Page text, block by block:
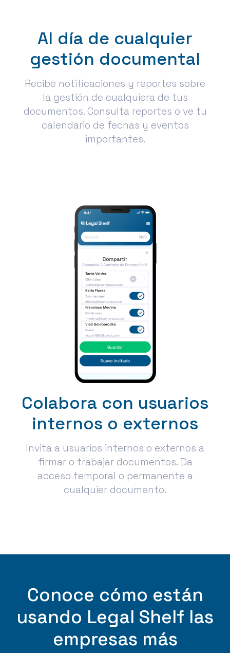
Al día de cualquier
gestión documental
Recibe notificaciones y reportes sobre
la gestión de cualquiera de tus
documentos. Consulta reportes o ve tu
calendario de fechas y eventos
importantes.
Colabora con usuarios
internos o externos
Invita a usuarios internos o externos a
firmar o trabajar documentos. Da
acceso temporal o permanente a
cualquier documento.
Conoce cómo están
usando Legal Shelf las
empresas más